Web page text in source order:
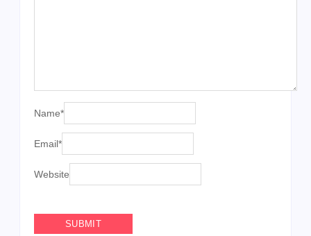
Name*
Email*
Website